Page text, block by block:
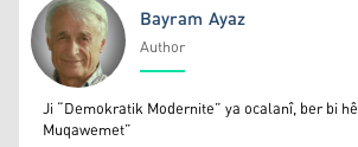
Bayram Ayaz
Bayram Ayaz
Author
Ji “Demokratik Modernite” ya ocalanî, ber bi
Muqawemet”